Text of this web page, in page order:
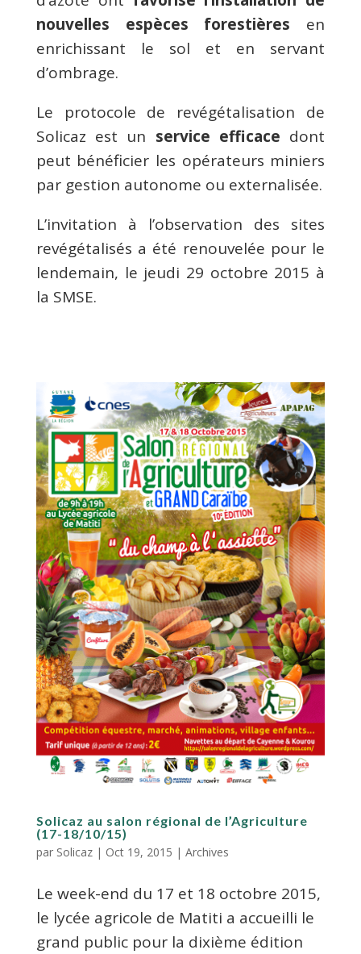
nouvelles espèces forestières en
enrichissant le sol et en servant
d’ombrage.
Le protocole de revégétalisation de
Solicaz est un service efficace dont
peut bénéficier les opérateurs miniers
par gestion autonome ou externalisée.
L’invitation à l’observation des sites
revégétalisés a été renouvelée pour le
lendemain, le jeudi 29 octobre 2015 à
la SMSE.
Solicaz au salon régional de l’Agriculture
(17-18/10/15)
par Solicaz| Oct 19, 2015 | Archives
Le week-end du 17 et 18 octobre 2015,
le lycée agricole de Matiti a accueilli le
grand public pour la dixième édition